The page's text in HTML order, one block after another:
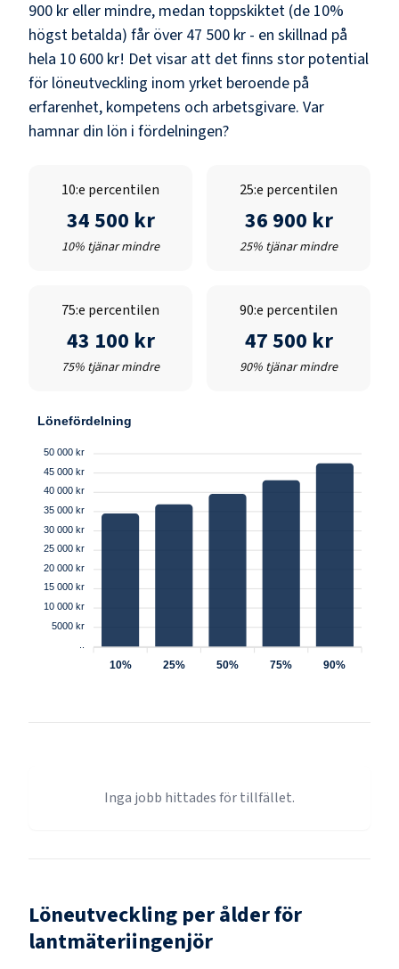
900 kr eller mindre, medan toppskiktet (de 10%
högst betalda) får över 47 500 kr - en skillnad på
hela 10 600 kr! Det visar att det finns stor potential
för löneutveckling inom yrket beroende på
erfarenhet, kompetens och arbetsgivare. Var
hamnar din lön i fördelningen?
10:e percentilen
34 500 kr
10% tjänar mindre
25:e percentilen
36 900 kr
25% tjänar mindre
75:e percentilen
43 100 kr
75% tjänar mindre
90:e percentilen
47 500 kr
90% tjänar mindre
Lönefördelning
50 000 kr
45 000 kr
40 000 kr
35 000 kr
30 000 kr
25 000 kr
20 000 kr
15 000 kr
10 000 kr
5000 kr
10% 25% 50% 75% 90%
Inga jobb hittades för tillfället.
Löneutveckling per ålder för
lantmäteriingenjör